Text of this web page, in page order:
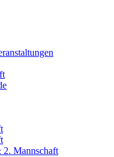
2. Mannschaft